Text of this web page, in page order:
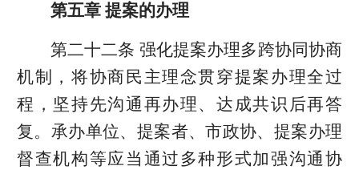
第五章 提案的办理
第二十二条 强化提案办理多跨协同协商
机制，将协商民主理念贯穿提案办理全过
程，坚持先沟通再办理、达成共识后再答
复。承办单位、提案者、市政协、提案办理
督查机构等应当通过多种形式加强沟通协